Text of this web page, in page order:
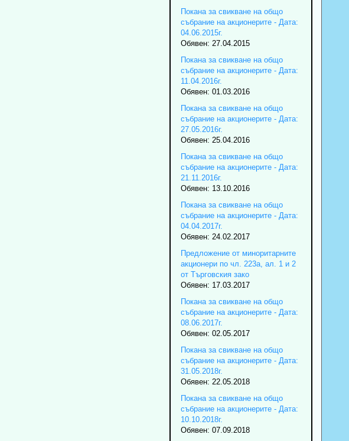
Покана за свикване на общо
събрание на акционерите - Дата:
04.06.2015г.
Обявен: 27.04.2015
Покана за свикване на общо
събрание на акционерите - Дата:
11.04.2016г.
Обявен: 01.03.2016
Покана за свикване на общо
събрание на акционерите - Дата:
27.05.2016г.
Обявен: 25.04.2016
Покана за свикване на общо
събрание на акционерите - Дата:
21.11.2016г.
Обявен: 13.10.2016
Покана за свикване на общо
събрание на акционерите - Дата:
04.04.2017г.
Обявен: 24.02.2017
Предложение от миноритарните
акционери по чл. 223а, ал. 1 и 2
от Търговския зако
Обявен: 17.03.2017
Покана за свикване на общо
събрание на акционерите - Дата:
08.06.2017г.
Обявен: 02.05.2017
Покана за свикване на общо
събрание на акционерите - Дата:
31.05.2018г.
Обявен: 22.05.2018
Покана за свикване на общо
събрание на акционерите - Дата:
10.10.2018г.
Обявен: 07.09.2018